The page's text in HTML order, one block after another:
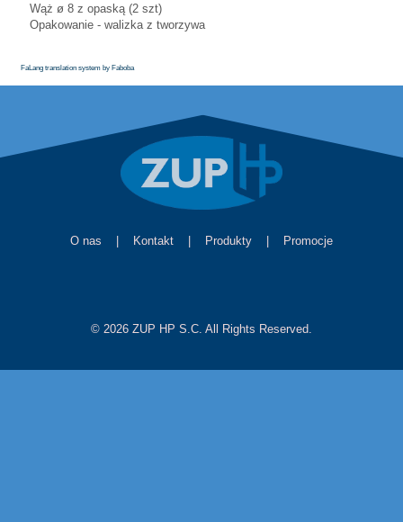
Wąż ø 8 z opaską (2 szt)
Opakowanie - walizka z tworzywa
FaLang translation system by Faboba
O nas | Kontakt | Produkty | Promocje
© 2026 ZUP HP S.C. All Rights Reserved.